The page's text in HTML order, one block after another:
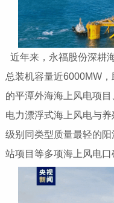
近年来，永福股份深耕
总装机容量近6000MW
的平潭外海海上风电项
电力漂浮式海上风电与
级别同类型质量最轻的
站项目等多项海上风电口